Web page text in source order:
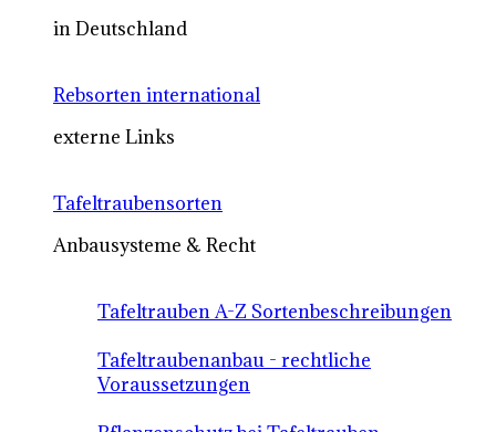
in Deutschland
Rebsorten international
externe Links
Tafeltraubensorten
Anbausysteme & Recht
Tafeltrauben A-Z Sortenbeschreibungen
Tafeltraubenanbau - rechtliche
Voraussetzungen